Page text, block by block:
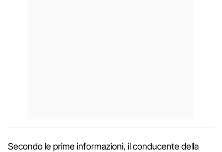
Secondo le prime informazioni, il conducente della